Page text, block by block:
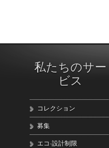
私たちのサー
ビス
コレクション
募集
エコ·設計制限